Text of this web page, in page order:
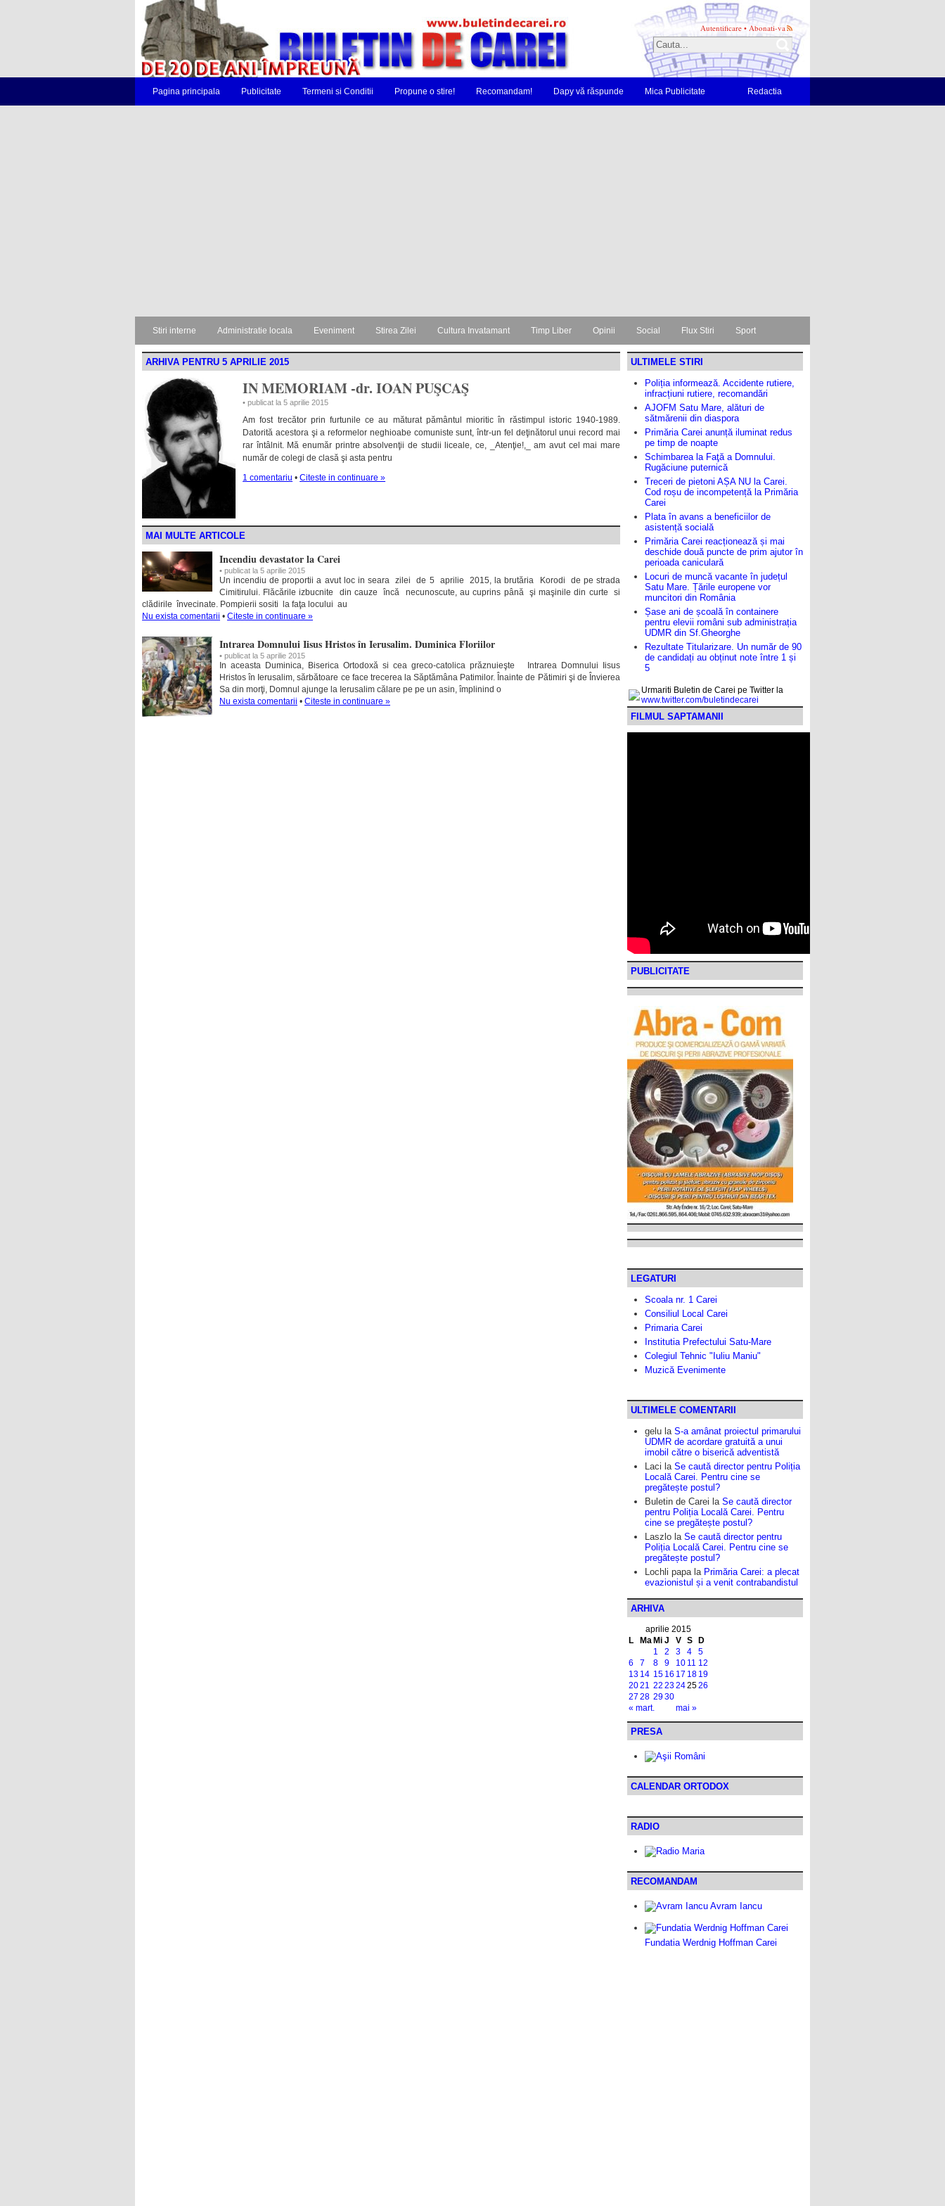
Autentificare • Abonati-va
Pagina principala Publicitate Termeni si Conditii Propune o stire! Recomandam! Dapy vă răspunde Mica Publicitate Redactia
Stiri interne Administratie locala Eveniment Stirea Zilei Cultura Invatamant Timp Liber Opinii Social Flux Stiri Sport
ARHIVA PENTRU 5 APRILIE 2015
IN MEMORIAM -dr. IOAN PUŞCAŞ
• publicat la 5 aprilie 2015
Am fost trecător prin furtunile ce au măturat pământul mioritic în răstimpul istoric 1940-1989.
Datorită acestora şi a reformelor neghioabe comuniste sunt, într-un fel deţinătorul unui record mai
rar întâlnit. Mă enumăr printre absolvenţii de studii liceale, ce, _Atenţie!,_ am avut cel mai mare
număr de colegi de clasă şi asta pentru
1 comentariu •Citeste in continuare »
MAI MULTE ARTICOLE
Incendiu devastator la Carei
• publicat la 5 aprilie 2015
Un incendiu de proportii a avut loc in seara zilei de 5 aprilie 2015, la brutăria Korodi de pe strada
Cimitirului. Flăcările izbucnite din cauze încă necunoscute, au cuprins până şi maşinile din curte si
clădirile învecinate. Pompierii sositi la faţa locului au
Nu exista comentarii • Citeste in continuare »
Intrarea Domnului Iisus Hristos în Ierusalim. Duminica Floriilor
• publicat la 5 aprilie 2015
In aceasta Duminica, Biserica Ortodoxă si cea greco-catolica prăznuieşte Intrarea Domnului Iisus
Hristos în Ierusalim, sărbătoare ce face trecerea la Săptămâna Patimilor. Înainte de Pătimiri şi de Învierea
Sa din morţi, Domnul ajunge la Ierusalim călare pe pe un asin, împlinind o
Nu exista comentarii • Citeste in continuare »
ULTIMELE STIRI
Poliția informează. Accidente rutiere,
infracțiuni rutiere, recomandări
AJOFM Satu Mare, alături de
sătmărenii din diaspora
Primăria Carei anunță iluminat redus
pe timp de noapte
Schimbarea la Faţă a Domnului.
Rugăciune puternică
Treceri de pietoni AȘA NU la Carei.
Cod roșu de incompetență la Primăria
Carei
Plata în avans a beneficiilor de
asistență socială
Primăria Carei reacționează și mai
deschide două puncte de prim ajutor în
perioada caniculară
Locuri de muncă vacante în județul
Satu Mare. Țările europene vor
muncitori din România
Șase ani de școală în containere
pentru elevii români sub administrația
UDMR din Sf.Gheorghe
Rezultate Titularizare. Un număr de 90
de candidați au obținut note între 1 și
5
Urmariti Buletin de Carei pe Twitter la
www.twitter.com/buletindecarei
FILMUL SAPTAMANII
PUBLICITATE
LEGATURI
Scoala nr. 1 Carei
Consiliul Local Carei
Primaria Carei
Institutia Prefectului Satu-Mare
Colegiul Tehnic "Iuliu Maniu"
Muzică Evenimente
ULTIMELE COMENTARII
gelu la S-a amânat proiectul primarului
UDMR de acordare gratuită a unui
imobil către o biserică adventistă
Laci la Se caută director pentru Poliția
Locală Carei. Pentru cine se
pregătește postul?
Buletin de Carei la Se caută director
pentru Poliția Locală Carei. Pentru
cine se pregătește postul?
Laszlo la Se caută director pentru
Poliția Locală Carei. Pentru cine se
pregătește postul?
Lochli papala Primăria Carei: a plecat
evazionistul și a venit contrabandistul
ARHIVA
aprilie 2015
L
Ma Mi J V S D
« mart. mai »
1 2 3 4
5
6
7 8 9 10 11 12
13 14 15 16 17 18 19
2021 22 23242526
27 28 2930
PRESA
CALENDAR ORTODOX
RADIO
RECOMANDAM
Avram Iancu
Fundatia Werdnig Hoffman Carei